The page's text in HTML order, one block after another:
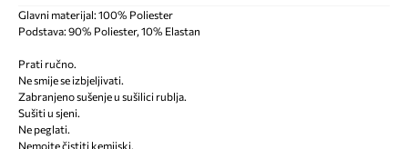
Glavni materijal: 100% Poliester
Podstava: 90% Poliester, 10% Elastan
Prati ručno.
Ne smije se izbjeljivati.
Zabranjeno sušenje u sušilici rublja.
Sušiti u sjeni.
Ne peglati.
Nemojte čistiti kemijski.